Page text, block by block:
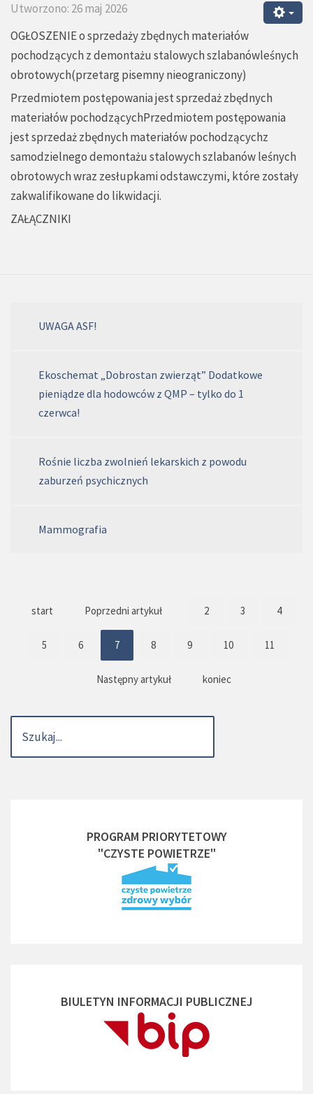
Utworzono: 26 maj 2026
OGŁOSZENIE o sprzedaży zbędnych materiałów
pochodzących z demontażu stalowych szlabanówleśnych
obrotowych(przetarg pisemny nieograniczony)
Przedmiotem postępowania jest sprzedaż zbędnych
materiałów pochodzącychPrzedmiotem postępowania
jest sprzedaż zbędnych materiałów pochodzącychz
samodzielnego demontażu stalowych szlabanów leśnych
obrotowych wraz zesłupkami odstawczymi, które zostały
zakwalifikowane do likwidacji.
ZAŁĄCZNIKI
UWAGA ASF!
Ekoschemat „Dobrostan zwierząt” Dodatkowe
pieniądze dla hodowców z QMP – tylko do 1
czerwca!
Rośnie liczba zwolnień lekarskich z powodu
zaburzeń psychicznych
Mammografia
start Poprzedni artykuł 2 3 4
5 6 7 8 9 10 11
Następny artykuł koniec
PROGRAM PRIORYTETOWY
"CZYSTE POWIETRZE"
BIULETYN INFORMACJI PUBLICZNEJ